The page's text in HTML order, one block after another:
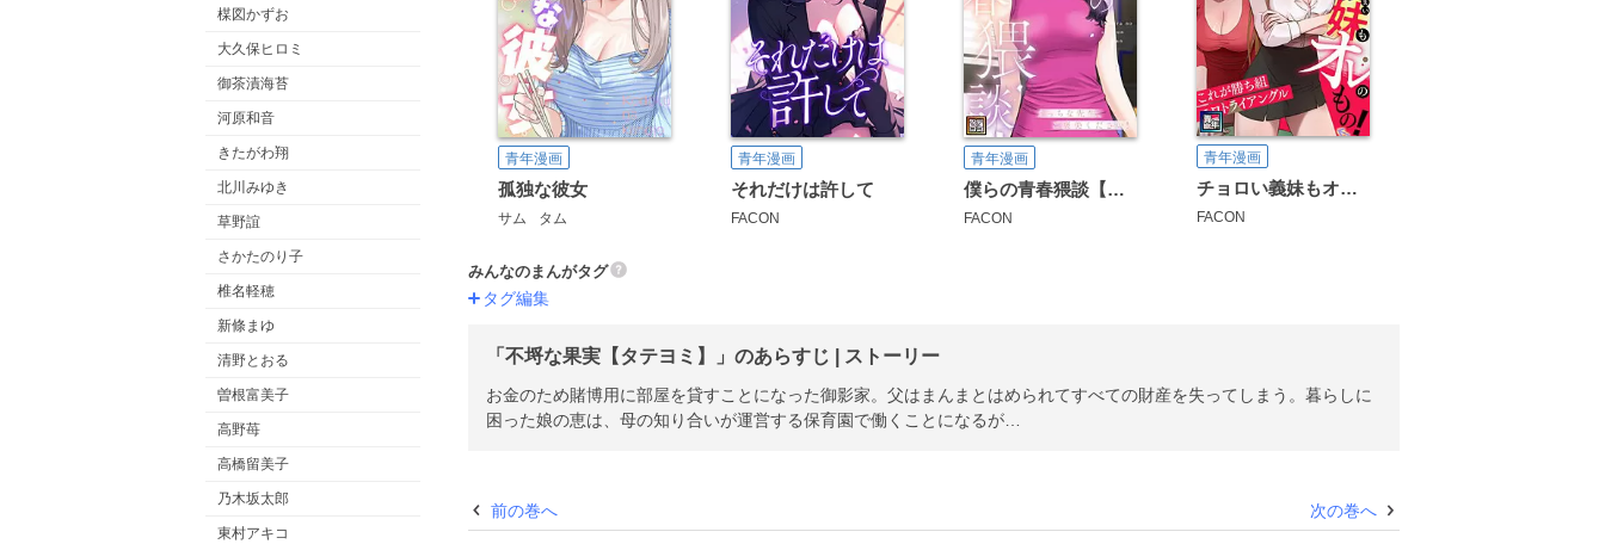
楳図かずお
大久保ヒロミ
御茶漬海苔
河原和音
きたがわ翔
北川みゆき
草野誼
さかたのり子
椎名軽穂
新條まゆ
清野とおる
曽根富美子
高野苺
高橋留美子
乃木坂太郎
東村アキコ
青年漫画
孤独な彼女
サム タム
青年漫画
それだけは許して
FACON
青年漫画
僕らの青春猥談【タテヨミ】
FACON
青年漫画
チョロい義妹もオレのもの！～これが勝ち組エロトライアングル
FACON
みんなのまんがタグ
タグ編集
「不埒な果実【タテヨミ】」のあらすじ | ストーリー
お金のため賭博用に部屋を貸すことになった御影家。父はまんまとはめられてすべての財産を失ってしまう。暮らしに
困った娘の恵は、母の知り合いが運営する保育園で働くことになるが…
前の巻へ 次の巻へ